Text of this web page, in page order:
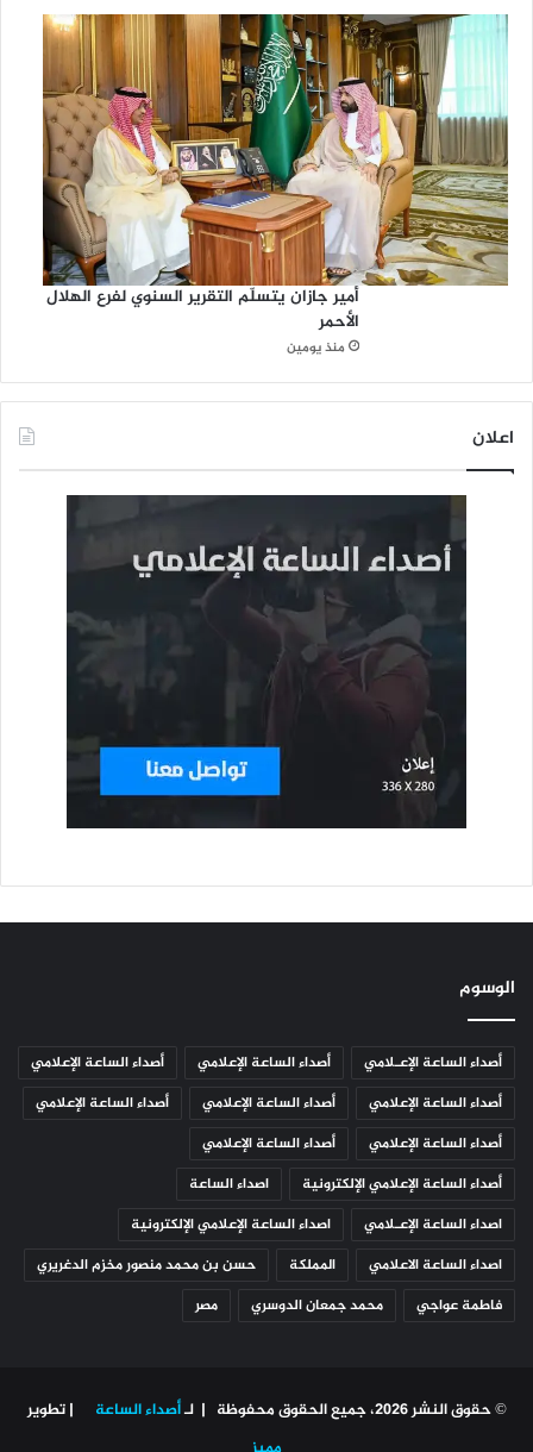
أمير جازان يتسلّم التقرير السنوي لفرع الهلال
الأحمر
منذ يومين
اعلان
الوسوم
أصداء الساعة الإعـلامي أصداء الساعة الإعلامي
أصداء الساعة الإعلامي
أصداء الساعة الإعلامي
أصداء الساعة الإعلامي
أصداء الساعة الإعلامي
أصداء الساعة الإعلامي
أصداء الساعة الإعلامي
أصداء الساعة الإعلامي الإلكترونية
اصداء الساعة
اصداء الساعة الإعـلامي
اصداء الساعة الإعلامي الإلكترونية
اصداء الساعة الاعلامي
المملكة
حسن بن محمد منصور مخزم الدغريري
فاطمة عواجي
محمد جمعان الدوسري مصر
© حقوق النشر 2026، جميع الحقوق محفوظة | لـ أصداء الساعة
| تطوير